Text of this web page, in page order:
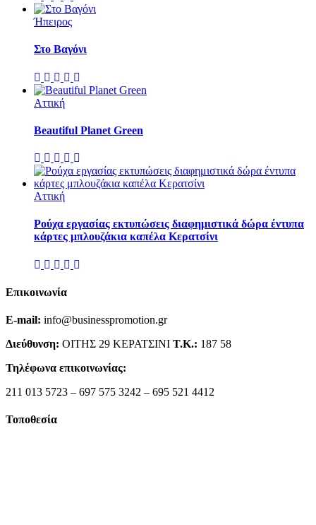
Ήπειρος
Στο Βαγόνι
Αττική
Beautiful Planet Green
Αττική
Ρούχα εργασίας εκτυπώσεις διαφημιστικά δώρα έντυπα
κάρτες μπλουζάκια καπέλα Κερατσίνι
Επικοινωνία
E-mail: info@businesspromotion.gr
Διεύθυνση: ΟΙΤΗΣ 29 ΚΕΡΑΤΣΙΝΙ Τ.Κ.: 187 58
Τηλέφωνα επικοινωνίας:
211 013 5723 – 697 575 3242 – 695 521 4412
Τοποθεσία